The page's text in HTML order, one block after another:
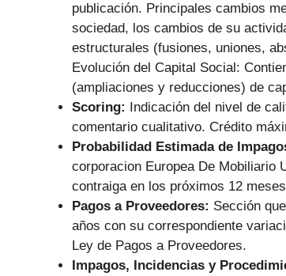
publicación. Principales cambios
sociedad, los cambios de su
estructurales (fusiones, uniones,
Evolución del Capital Social:
(ampliaciones y reducciones) de
Scoring: Indicación del nivel de
comentario cualitativo. Crédito
Probabilidad Estimada de
corporacion Europea De Mobiliario
contraiga en los próximos 12
Pagos a Proveedores: Sección
años con su correspondiente
Ley de Pagos a Proveedores.
Impagos, Incidencias y